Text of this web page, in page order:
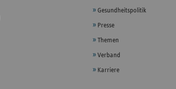
Gesundheitspolitik
Presse
Themen
Verband
Karriere